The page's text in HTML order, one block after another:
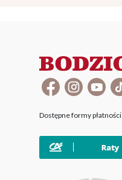
Dostępne formy płatności